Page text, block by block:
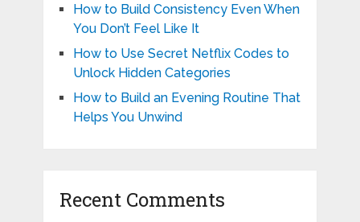
How to Build Consistency Even When
You Don’t Feel Like It
How to Use Secret Netflix Codes to
Unlock Hidden Categories
How to Build an Evening Routine That
Helps You Unwind
Recent Comments